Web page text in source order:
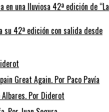
una lluviosa 42ª edición de “La
su 42ª edición con salida desde
Great Again. Por Paco Pavía
Por Diderot